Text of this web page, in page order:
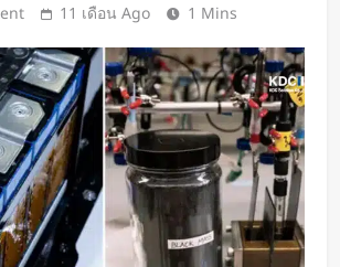
ร้อนล่วงหน้าได้สูงสุด 15 วัน
ChatGPT ทะลุ 1 พันล้านผู้ใช้ต่อ
สัปดาห์ เร็วที่สุดในโลก AI
1 วัน Ago
Xiaomi เปิดตัว SUV พร้อมพื้นที่นอน
ชั้นบน รองรับผู้โดยสารได้ 7 ที่นั่ง
1 วัน Ago
นักวิจัย NUS CDE พัฒนา “ผิว
อิเล็กทรอนิกส์” ที่รับรู้การสัมผัสและ
ซ่อมแซมตัวเองใต้น้ำได้
1 วัน Ago
11 เดือน Ago 1 Mins